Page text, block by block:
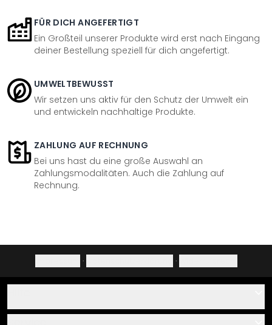
FÜR DICH ANGEFERTIGT
Ein Großteil unserer Produkte wird erst nach Eingang
deiner Bestellung speziell für dich angefertigt.
UMWELTBEWUSST
Wir setzen uns aktiv für den Schutz der Umwelt ein
und entwickeln nachhaltige Produkte.
ZAHLUNG AUF RECHNUNG
Bei uns hast du eine große Auswahl an
Zahlungsmodalitäten. Auch die Zahlung auf
Rechnung.
· ·